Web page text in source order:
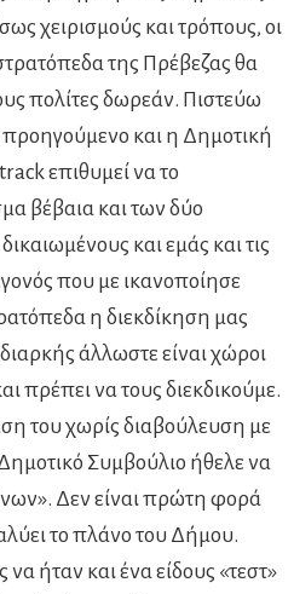
χειρισμούς και τρόπους, οι
της Πρέβεζας θα
πολίτες δωρεάν. Πιστεύω
προηγούμενο και η Δημοτική
επιθυμεί να το
βέβαια και των δύο
και εμάς και τις
που με ικανοποίησε
η διεκδίκηση μας
άλλωστε είναι χώροι
πρέπει να τους διεκδικούμε.
του χωρίς διαβούλευση με
Συμβούλιο ήθελε να
Δεν είναι πρώτη φορά
το πλάνο του Δήμου.
ήταν και ένα είδους «τεστ»